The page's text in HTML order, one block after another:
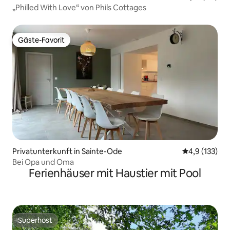
„Philled With Love“ von Phils Cottages
Gäste-Favorit
Gäste-Favorit
Privatunterkunft in Sainte-Ode
4,9 (133)
Bei Opa und Oma
Ferienhäuser mit Haustier mit Pool
Superhost
Superhost